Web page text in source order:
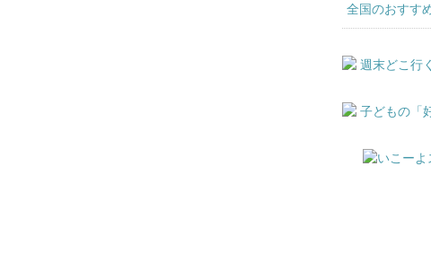
全国のおすす